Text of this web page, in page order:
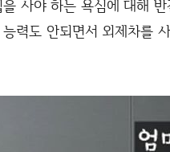
사야 하는 욕심에 대해
력도 안되면서 외제차를